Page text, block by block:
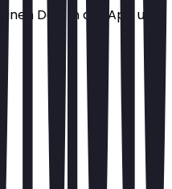
Deal in der App und